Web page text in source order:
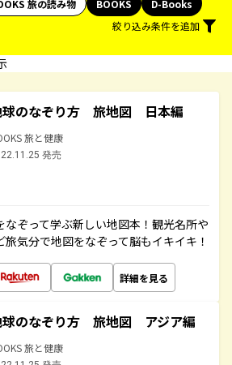
旅の読み物 BOOKS
D-Books
絞り込み条件を追加
球のなぞり方 旅地図 日本編
旅と健康
発売
なぞって学ぶ新しい地図本！観光名所や
気分で地図をなぞって脳もイキイキ！
詳細を見る
球のなぞり方 旅地図 アジア編
旅と健康